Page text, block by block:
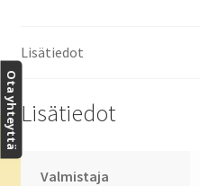
Lisätiedot
Lisätiedot
Valmistaja
Ota yhteyttä